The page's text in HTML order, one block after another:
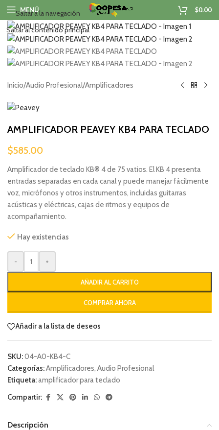
Saltar a la navegación
Saltar al contenido principal
MENÚ $0.00
Inicio/Audio Profesional/Amplificadores
AMPLIFICADOR PEAVEY KB4 PARA TECLADO
$585.00
Amplificador de teclado KB® 4 de 75 vatios. El KB 4 presenta
entradas separadas en cada canal y puede manejar fácilmente
voz, micrófonos y otros instrumentos, incluidas guitarras
acústicas y eléctricas, cajas de ritmos y equipos de
acompañamiento.
Hay existencias
- +
AÑADIR AL CARRITO
COMPRAR AHORA
Añadir a la lista de deseos
SKU:04-A0-KB4-C
Categorías:Amplificadores, Audio Profesional
Etiqueta:amplificador para teclado
Compartir:
Descripción